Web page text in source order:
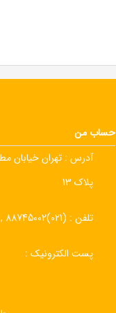
حساب من
آدرس : تهران خیابان
پلاک 13
تلفن : (021)88745002 ,
پست الکترونیک :